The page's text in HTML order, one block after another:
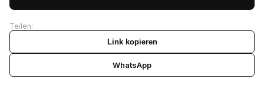
Teilen:
Link kopieren
WhatsApp